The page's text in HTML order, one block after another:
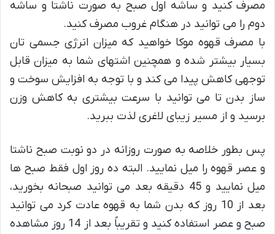
مصرف کنید و ساشه اول صبح به صورت ناشتا و ساشه
دوم را می توانید در هنگام غروب مصرف کنید.
با مصرف قهوه موکا خواهید که میزان انرژی جسمی تان
بسیار بیشتر شده و همچنین اشتهای شما به میزان قابل
توجهی کاهش پیدا می کند و با توجه به افزایش سوخت و
ساز بدن تا می توانید با سرعت بیشتری به کاهش وزن
برسید و از مسیر زیبای لاغری لذت ببرید.
پس بطور خلاصه به صورت روزانه در دو نوبت صبح ناشتا
و عصر قهوه را میل نمایید. البته ده روز اول فقط صبح ها
میل نمایید و 45 دقیقه بعد می توانید صبحانه بخورید،
بعد از 10 روز که بدن شما به قهوه عادت کرد می توانید
صبح و عصر استفاده کنید و تقریباً بعد از 14 روز مشاهده